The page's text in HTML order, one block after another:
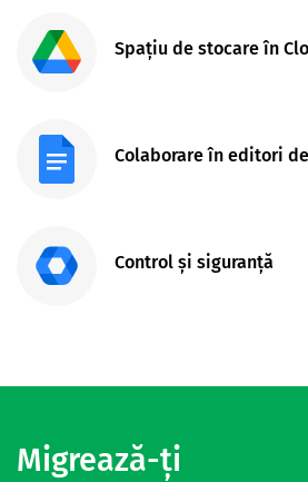
Spațiu de stocare în
Colaborare în editori
Control și siguranță
Migrează-ți